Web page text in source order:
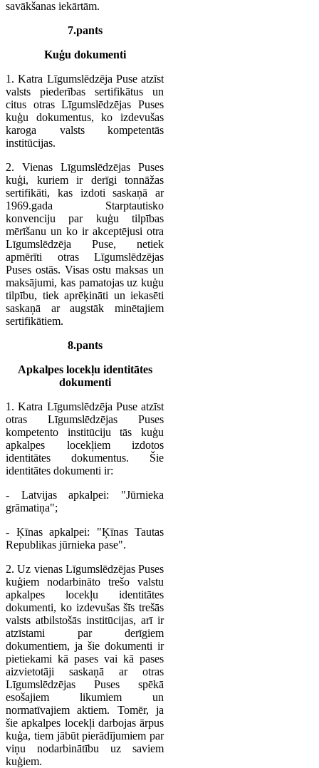
savākšanas iekārtām.
7.pants
Kuģu dokumenti
1. Katra Līgumslēdzēja Puse atzīst
valsts piederības sertifikātus un
citus otras Līgumslēdzējas Puses
kuģu dokumentus, ko izdevušas
karoga valsts kompetentās
institūcijas.
2. Vienas Līgumslēdzējas Puses
kuģi, kuriem ir derīgi tonnāžas
sertifikāti, kas izdoti saskaņā ar
1969.gada Starptautisko
konvenciju par kuģu tilpības
mērīšanu un ko ir akceptējusi otra
Līgumslēdzēja Puse, netiek
apmērīti otras Līgumslēdzējas
Puses ostās. Visas ostu maksas un
maksājumi, kas pamatojas uz kuģu
tilpību, tiek aprēķināti un iekasēti
saskaņā ar augstāk minētajiem
sertifikātiem.
8.pants
Apkalpes locekļu identitātes
dokumenti
1. Katra Līgumslēdzēja Puse atzīst
otras Līgumslēdzējas Puses
kompetento institūciju tās kuģu
apkalpes locekļiem izdotos
identitātes dokumentus. Šie
identitātes dokumenti ir:
- Latvijas apkalpei: "Jūrnieka
grāmatiņa";
- Ķīnas apkalpei: "Ķīnas Tautas
Republikas jūrnieka pase".
2. Uz vienas Līgumslēdzējas Puses
kuģiem nodarbināto trešo valstu
apkalpes locekļu identitātes
dokumenti, ko izdevušas šīs trešās
valsts atbilstošās institūcijas, arī ir
atzīstami par derīgiem
dokumentiem, ja šie dokumenti ir
pietiekami kā pases vai kā pases
aizvietotāji saskaņā ar otras
Līgumslēdzējas Puses spēkā
esošajiem likumiem un
normatīvajiem aktiem. Tomēr, ja
šie apkalpes locekļi darbojas ārpus
kuģa, tiem jābūt pierādījumiem par
viņu nodarbinātību uz saviem
kuģiem.